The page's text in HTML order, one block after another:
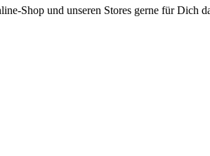
Shop und unseren Stores gerne für Dich